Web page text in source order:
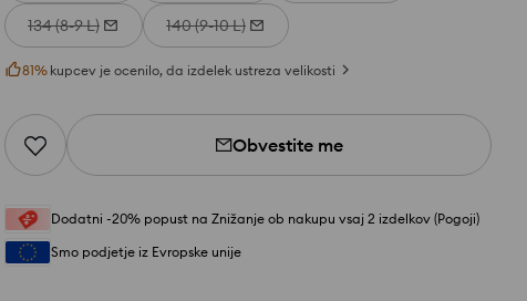
134 (8-9 L) 140 (9-10 L)
81% kupcev je ocenilo, da izdelek ustreza velikosti
Obvestite me
Dodatni -20% popust na Znižanje ob nakupu vsaj 2 izdelkov (Pogoji)
Smo podjetje iz Evropske unije